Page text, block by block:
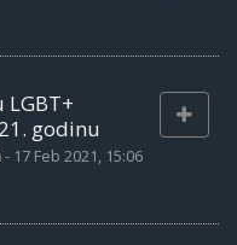
LGBT+
godinu
- 17 Feb 2021, 15:06